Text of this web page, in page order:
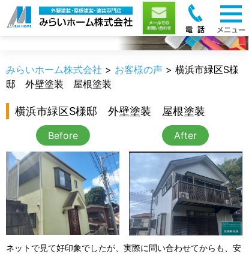
お客様の声
みらいホーム株式会社 > お客様の声 > 横浜市緑区S様
邸 外壁塗装 屋根塗装
横浜市緑区S様邸 外壁塗装 屋根塗装
Before After
ネットで見て好印象でしたが、実際に問い合わせてからも、安